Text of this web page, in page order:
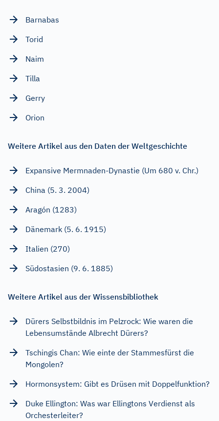
Barnabas
Torid
Naim
Tilla
Gerry
Orion
Weitere Artikel aus den Daten der Weltgeschichte
Expansive Mermnaden-Dynastie (Um 680 v. Chr.)
China (5. 3. 2004)
Aragón (1283)
Dänemark (5. 6. 1915)
Italien (270)
Südostasien (9. 6. 1885)
Weitere Artikel aus der Wissensbibliothek
Dürers Selbstbildnis im Pelzrock: Wie waren die
Lebensumstände Albrecht Dürers?
Tschingis Chan: Wie einte der Stammesfürst die
Mongolen?
Hormonsystem: Gibt es Drüsen mit Doppelfunktion?
Duke Ellington: Was war Ellingtons Verdienst als
Orchesterleiter?